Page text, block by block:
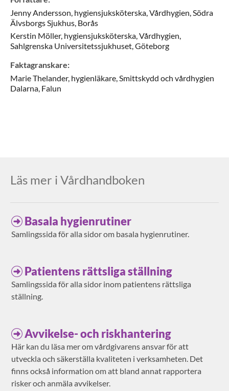
JennyAndersson, hygiensjuksköterska,Vårdhygien, Södra
Älvsborgs Sjukhus, Borås
Kerstin Möller, hygiensjuksköterska,Vårdhygien,
Sahlgrenska Universitetssjukhuset,Göteborg
Faktagranskare:
MarieThelander, hygienläkare,Smittskydd och vårdhygien
Dalarna, Falun
Läs mer i Vårdhandboken
Basala hygienrutiner
Samlingssida för alla sidor om basala hygienrutiner.
Patientens rättsliga ställning
Samlingssida för alla sidor inom patientens rättsliga
ställning.
Avvikelse- och riskhantering
Här kan du läsa mer om vårdgivarens ansvar för att
utveckla och säkerställa kvaliteten i verksamheten. Det
finns också information om att bland annat rapportera
risker och anmäla avvikelser.